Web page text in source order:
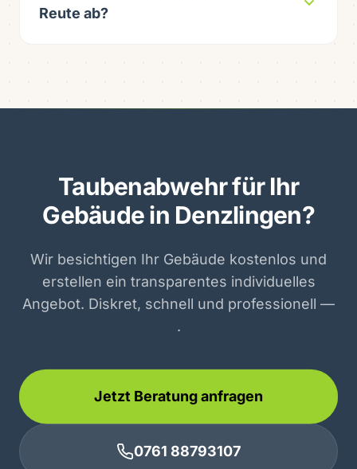
Reute ab?
Taubenabwehr für Ihr
Gebäude in Denzlingen?
Wir besichtigen Ihr Gebäude kostenlos und
erstellen ein transparentes individuelles
Angebot. Diskret, schnell und professionell —
.
Jetzt Beratung anfragen
0761 88793107